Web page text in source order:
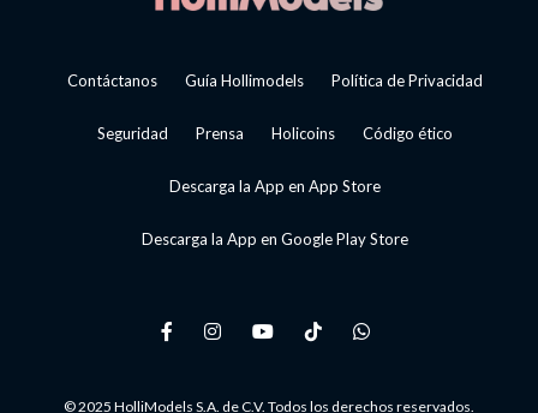
Contáctanos Guía Hollimodels Política de Privacidad
Seguridad Prensa Holicoins Código ético
Descarga la App en App Store
Descarga la App en Google Play Store
© 2025 HolliModels S.A. de C.V. Todos los derechos reservados.